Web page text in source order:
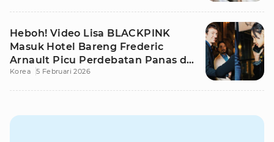
Heboh! Video Lisa BLACKPINK
Masuk Hotel Bareng Frederic
Arnault Picu Perdebatan Panas di
Medsos
Korea 5 Februari 2026